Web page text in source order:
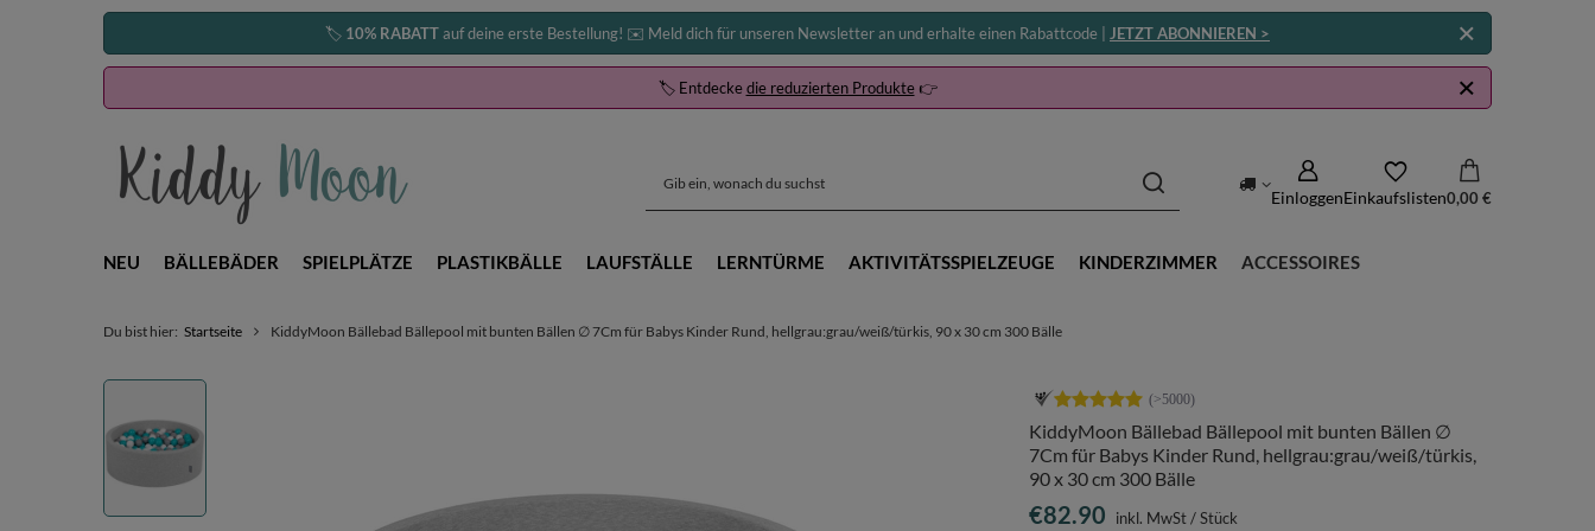
🏷️ 10% RABATTauf deine erste Bestellung! ✉️ Meld dich für unseren Newsletter an und erhalte einen Rabattcode | JETZT ABONNIEREN >
🏷️ Entdeckedie reduzierten Produkte👉
EinloggenEinkaufslisten0,00 €
NEU BÄLLEBÄDER SPIELPLÄTZE PLASTIKBÄLLE LAUFSTÄLLE LERNTÜRME AKTIVITÄTSSPIELZEUGE KINDERZIMMER ACCESSOIRES
Du bist hier: Startseite KiddyMoon Bällebad Bällepool mit bunten Bällen ∅ 7Cm für Babys Kinder Rund, hellgrau:grau/weiß/türkis, 90 x 30 cm 300 Bälle
KiddyMoon Bällebad Bällepool mit bunten Bällen ∅
7Cm für Babys Kinder Rund, hellgrau:grau/weiß/türkis,
90 x 30 cm 300 Bälle
€82.90 inkl. MwSt/Stück